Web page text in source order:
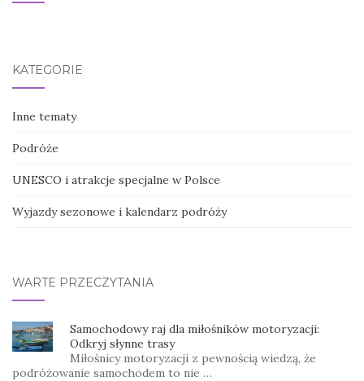
KATEGORIE
Inne tematy
Podróże
UNESCO i atrakcje specjalne w Polsce
Wyjazdy sezonowe i kalendarz podróży
WARTE PRZECZYTANIA
Samochodowy raj dla miłośników motoryzacji:
Odkryj słynne trasy
Miłośnicy motoryzacji z pewnością wiedzą, że
podróżowanie samochodem to nie …